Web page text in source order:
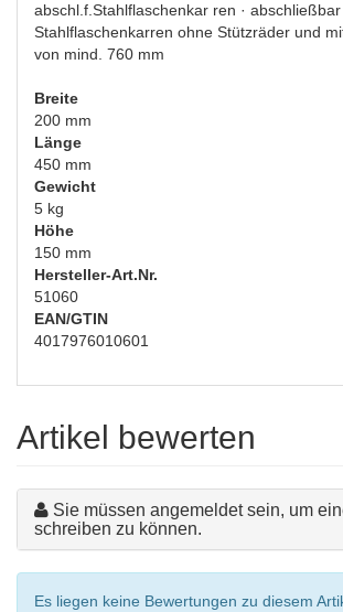
abschl.f.Stahlflaschenkar ren · abschließbar
Stahlflaschenkarren ohne Stützräder und
von mind. 760 mm
Breite
200 mm
Länge
450 mm
Gewicht
5 kg
Höhe
150 mm
Hersteller-Art.Nr.
51060
EAN/GTIN
4017976010601
Artikel bewerten
Sie müssen angemeldet sein, um
schreiben zu können.
Es liegen keine Bewertungen zu diesem